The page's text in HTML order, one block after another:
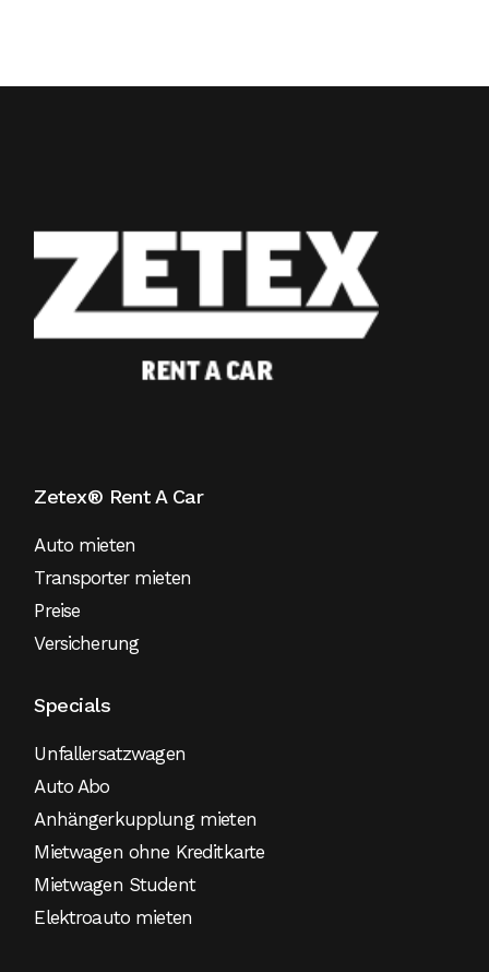
Zetex® Rent A Car
Auto mieten
Transporter mieten
Preise
Versicherung
Specials
Unfallersatzwagen
Auto Abo
Anhängerkupplung mieten
Mietwagen ohne Kreditkarte
Mietwagen Student
Elektroauto mieten